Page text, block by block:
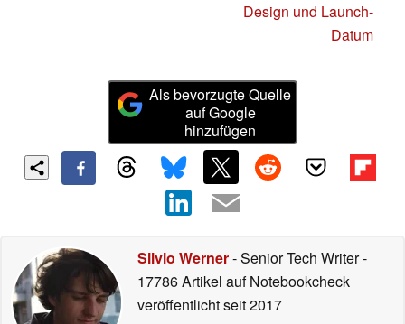
Design und Launch-
Datum
Als bevorzugte Quelle
auf Google
hinzufügen
Silvio Werner- Senior Tech Writer-
17786 Artikel auf Notebookcheck
veröffentlichtseit 2017